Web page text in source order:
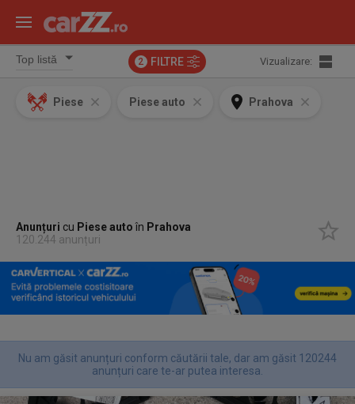
2 FILTRE Vizualizare:
Piese Piese auto Prahova
Anunțuri cu Piese autoîn Prahova
120.244 anunțuri
Nu am găsit anunțuri conform căutării tale, dar am găsit 120244
anunțuri care te-ar putea interesa.